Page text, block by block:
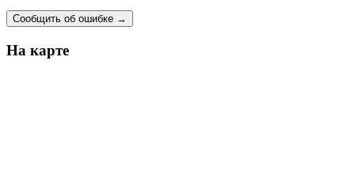
Сообщить об ошибке →
На карте